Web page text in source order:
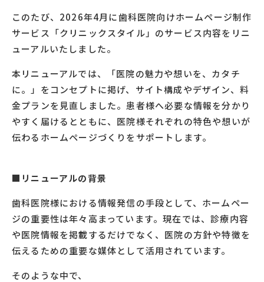
このたび、 2026年4月に歯科医院向けホームページ制作
サービス「クリニックスタイル」のサービス内容をリニ
ューアルいたしました。
本リニューアルでは、「医院の魅力や想いを、カタチ
に。」をコンセプトに掲げ、サイト構成やデザイン、料
金プランを見直しました。患者様へ必要な情報を分かり
やすく届けるとともに、医院様それぞれの特色や想いが
伝わるホームページづくりをサポートします。
■リニューアルの背景
歯科医院様における情報発信の手段として、ホームペー
ジの重要性は年々高まっています。現在では、診療内容
や医院情報を掲載するだけでなく、医院の方針や特徴を
伝えるための重要な媒体として活用されています。
そのような中で、